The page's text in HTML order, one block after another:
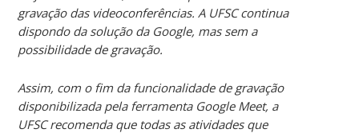
gravação das videoconferências. A UFSC continua
dispondo da solução da Google, mas sem a
possibilidade de gravação.
Assim, com o fim da funcionalidade de gravação
disponibilizada pela ferramenta Google Meet, a
UFSC recomenda que todas as atividades que